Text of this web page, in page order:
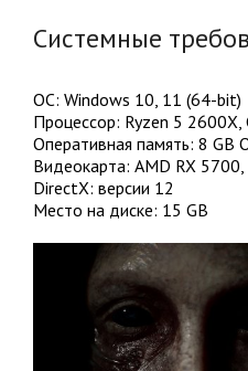
Системные
ОС: Windows 10, 11 (64-bit)
Процессор: Ryzen 5
Оперативная память: 8 GB
Видеокарта: AMD RX
DirectX: версии 12
Место на диске: 15 GB